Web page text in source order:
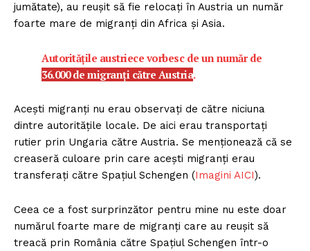
jumătate), au reușit să fie relocați în Austria un număr
foarte mare de migranți din Africa și Asia.
Autoritățile austriece vorbesc de un număr de
36.000 de migranți către Austria.
Acești migranți nu erau observați de către niciuna
dintre autoritățile locale. De aici erau transportați
rutier prin Ungaria către Austria. Se menționează că se
creaseră culoare prin care acești migranți erau
transferați către Spațiul Schengen (Imagini AICI).
Ceea ce a fost surprinzător pentru mine nu este doar
numărul foarte mare de migranți care au reușit să
treacă prin România către Spațiul Schengen într-o